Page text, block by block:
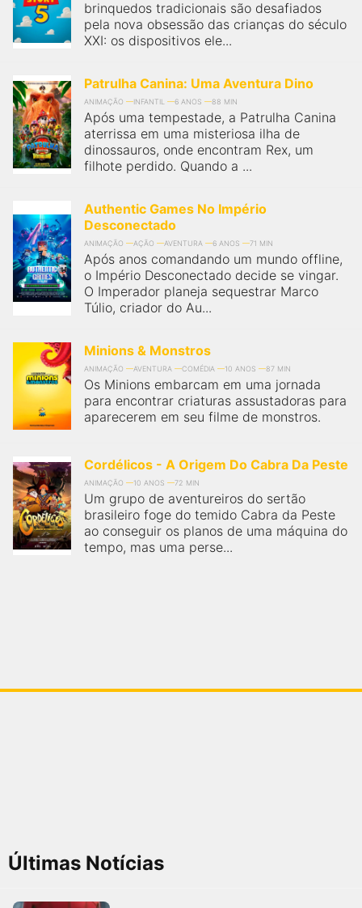
brinquedos tradicionais são desafiados
pela nova obsessão das crianças do século
XXI: os dispositivos ele...
Patrulha Canina: Uma Aventura Dino
ANIMAÇÃO INFANTIL 6 ANOS 88 MIN
Após uma tempestade, a Patrulha Canina
aterrissa em uma misteriosa ilha de
dinossauros, onde encontram Rex, um
filhote perdido. Quando a ...
Authentic Games No Império
Desconectado
ANIMAÇÃO AÇÃO AVENTURA 6 ANOS 71 MIN
Após anos comandando um mundo offline,
o Império Desconectado decide se vingar.
O Imperador planeja sequestrar Marco
Túlio, criador do Au...
Minions & Monstros
ANIMAÇÃO AVENTURA COMÉDIA 10 ANOS 87 MIN
Os Minions embarcam em uma jornada
para encontrar criaturas assustadoras para
aparecerem em seu filme de monstros.
Cordélicos - A Origem Do Cabra Da Peste
ANIMAÇÃO 10 ANOS 72 MIN
Um grupo de aventureiros do sertão
brasileiro foge do temido Cabra da Peste
ao conseguir os planos de uma máquina do
tempo, mas uma perse...
Últimas Notícias